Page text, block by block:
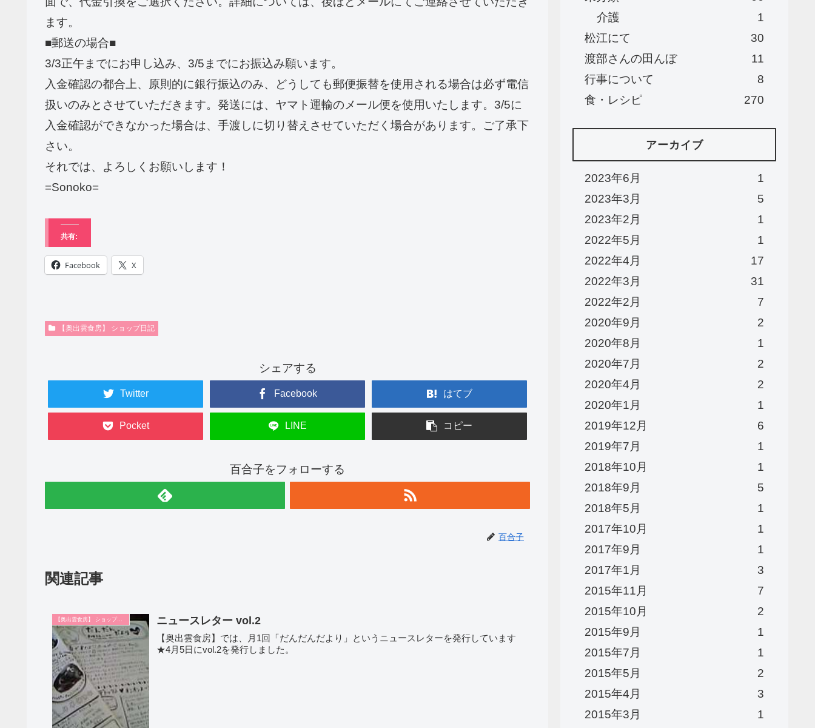
ます。
■郵送の場合■
3/3正午までにお申し込み、3/5までにお振込み願います。
入金確認の都合上、原則的に銀行振込のみ、どうしても郵便振替を使用される場合は必ず電信
扱いのみとさせていただきます。発送には、ヤマト運輸のメール便を使用いたします。3/5に
入金確認ができなかった場合は、手渡しに切り替えさせていただく場合があります。ご了承下
さい。
それでは、よろしくお願いします！
=Sonoko=
共有:
Facebook X
【奥出雲食房】 ショップ日記
シェアする
Twitter Facebook はてブ
Pocket LINE コピー
百合子をフォローする
百合子
関連記事
ニュースレター vol.2
【奥出雲食房】では、月1回「だんだんだより」というニュースレターを発行しています
★4月5日にvol.2を発行しました。
介護
1
松江にて
30
渡部さんの田んぼ
11
行事について
8
食・レシピ
270
アーカイブ
2023年6月
1
2023年3月
5
2023年2月
1
2022年5月
1
2022年4月
17
2022年3月
31
2022年2月
7
2020年9月
2
2020年8月
1
2020年7月
2
2020年4月
2
2020年1月
1
2019年12月
6
2019年7月
1
2018年10月
1
2018年9月
5
2018年5月
1
2017年10月
1
2017年9月
1
2017年1月
3
2015年11月
7
2015年10月
2
2015年9月
1
2015年7月
1
2015年5月
2
2015年4月
3
2015年3月
1